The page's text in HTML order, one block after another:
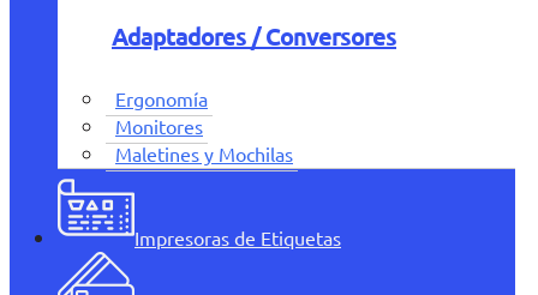
Adaptadores / Conversores
Ergonomía
Monitores
Maletines y Mochilas
Impresoras de Etiquetas